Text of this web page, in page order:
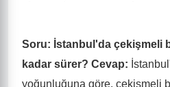
Soru: İstanbul'da çekişmeli
kadar sürer? Cevap:
yoğunluğuna göre, çekişmeli